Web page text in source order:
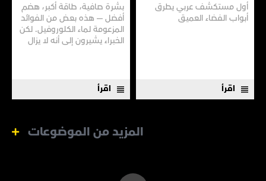
أول مستكشف عربي يطرق
أبواب الفضاء العميق
اقرأ
بشرة صافية، طاقة أكبر، هضم
أفضل — هذه بعض من الفوائد
المزعومة لماء الكلوروفيل. لكن
الخبراء يشيرون إلى أنه لا يزال
اقرأ
المزيد من الموضوعات